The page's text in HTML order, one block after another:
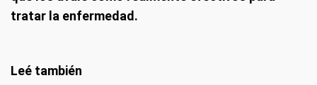
tratar la enfermedad.